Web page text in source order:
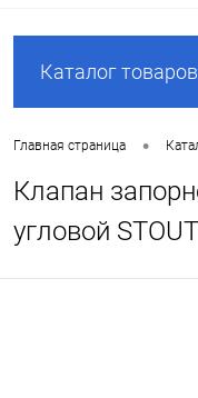
Каталог товаров
Главная страница •
Клапан
угловой